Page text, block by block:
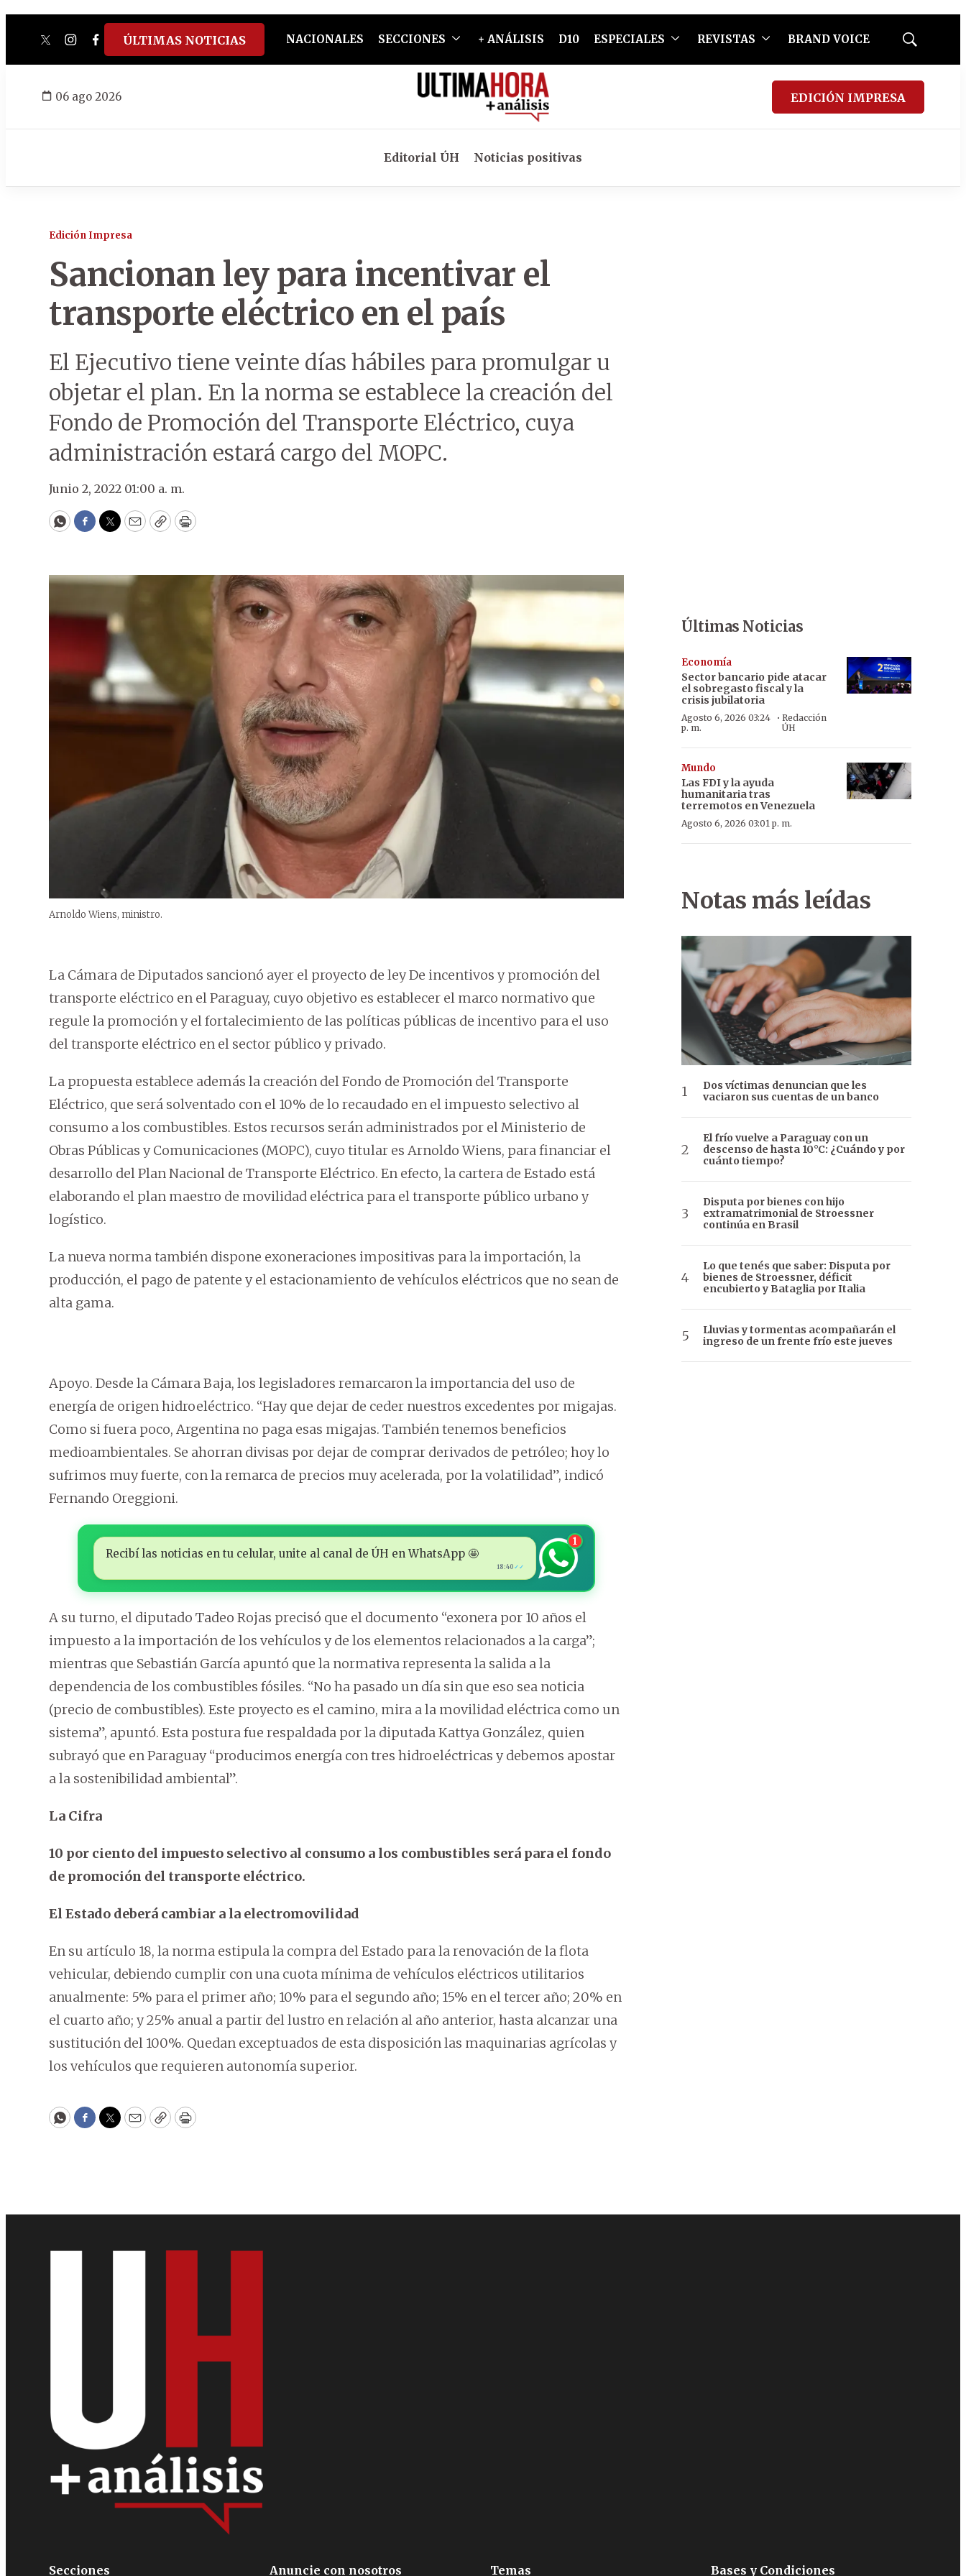
twitterinstagram
facebook
tiktokyoutube
spotify
ÚLTIMAS NOTICIAS NACIONALES SECCIONES + ANÁLISIS D10 ESPECIALES REVISTAS BRAND VOICE
Mostrar
06 ago 2026 EDICIÓN IMPRESA
Editorial ÚH Noticias positivas
Edición Impresa
Sancionan ley para incentivar el
transporte eléctrico en el país
El Ejecutivo tiene veinte días hábiles para promulgar u
objetar el plan. En la norma se establece la creación del
Fondo de Promoción del Transporte Eléctrico, cuya
administración estará cargo del MOPC.
Junio 2, 2022 01:00 a. m.
WhatsApp
Facebook
Twitter
EmailCopyPrint
Arnoldo Wiens, ministro.
La Cámara de Diputados sancionó ayer el proyecto de ley De incentivos y promoción del
transporte eléctrico en el Paraguay, cuyo objetivo es establecer el marco normativo que
regule la promoción y el fortalecimiento de las políticas públicas de incentivo para el uso
del transporte eléctrico en el sector público y privado.
La propuesta establece además la creación del Fondo de Promoción del Transporte
Eléctrico, que será solventado con el 10% de lo recaudado en el impuesto selectivo al
consumo a los combustibles. Estos recursos serán administrados por el Ministerio de
Obras Públicas y Comunicaciones (MOPC), cuyo titular es Arnoldo Wiens, para financiar el
desarrollo del Plan Nacional de Transporte Eléctrico. En efecto, la cartera de Estado está
elaborando el plan maestro de movilidad eléctrica para el transporte público urbano y
logístico.
La nueva norma también dispone exoneraciones impositivas para la importación, la
producción, el pago de patente y el estacionamiento de vehículos eléctricos que no sean de
alta gama.
Apoyo. Desde la Cámara Baja, los legisladores remarcaron la importancia del uso de
energía de origen hidroeléctrico. “Hay que dejar de ceder nuestros excedentes por migajas.
Como si fuera poco, Argentina no paga esas migajas. También tenemos beneficios
medioambientales. Se ahorran divisas por dejar de comprar derivados de petróleo; hoy lo
sufrimos muy fuerte, con la remarca de precios muy acelerada, por la volatilidad”, indicó
Fernando Oreggioni.
Recibí las noticias en tu celular, unite al canal de ÚH en WhatsApp 🤩
18:40 ✓✓
1
A su turno, el diputado Tadeo Rojas precisó que el documento “exonera por 10 años el
impuesto a la importación de los vehículos y de los elementos relacionados a la carga”;
mientras que Sebastián García apuntó que la normativa representa la salida a la
dependencia de los combustibles fósiles. “No ha pasado un día sin que eso sea noticia
(precio de combustibles). Este proyecto es el camino, mira a la movilidad eléctrica como un
sistema”, apuntó. Esta postura fue respaldada por la diputada Kattya González, quien
subrayó que en Paraguay “producimos energía con tres hidroeléctricas y debemos apostar
a la sostenibilidad ambiental”.
La Cifra
10 por ciento del impuesto selectivo al consumo a los combustibles será para el fondo
de promoción del transporte eléctrico.
El Estado deberá cambiar a la electromovilidad
En su artículo 18, la norma estipula la compra del Estado para la renovación de la flota
vehicular, debiendo cumplir con una cuota mínima de vehículos eléctricos utilitarios
anualmente: 5% para el primer año; 10% para el segundo año; 15% en el tercer año; 20% en
el cuarto año; y 25% anual a partir del lustro en relación al año anterior, hasta alcanzar una
sustitución del 100%. Quedan exceptuados de esta disposición las maquinarias agrícolas y
los vehículos que requieren autonomía superior.
WhatsApp
Facebook
Twitter
EmailCopyPrint
Últimas Noticias
Economía
Sector bancario pide atacar
el sobregasto fiscal y la
crisis jubilatoria
Agosto 6, 2026 03:24
p. m.
· Redacción
ÚH
Mundo
Las FDI y la ayuda
humanitaria tras
terremotos en Venezuela
Agosto 6, 2026 03:01 p. m.
Notas más leídas
Dos víctimas denuncian que les
vaciaron sus cuentas de un banco
El frío vuelve a Paraguay con un
descenso de hasta 10°C: ¿Cuándo y por
cuánto tiempo?
Disputa por bienes con hijo
extramatrimonial de Stroessner
continúa en Brasil
Lo que tenés que saber: Disputa por
bienes de Stroessner, déficit
encubierto y Bataglia por Italia
Lluvias y tormentas acompañarán el
ingreso de un frente frío este jueves
Secciones Anuncie con nosotros Temas Bases y Condiciones